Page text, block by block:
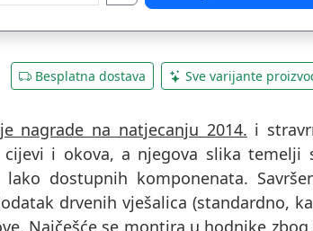
Besplatna dostava Sve varijante
nagrade na natjecanju 2014. i
i okova, a njegova slika temelji
dostupnih komponenata.
drvenih vješalica (standardno,
Najčešće se montira u hodnike zbog